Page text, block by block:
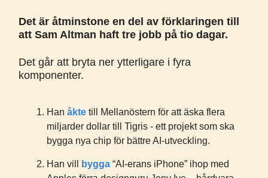
Det är åtminstone en del av förklaringen till
att Sam Altman haft tre jobb på tio dagar.
Det går att bryta ner ytterligare i fyra
komponenter.
Han åkte till Mellanöstern för att äska flera
miljarder dollar till Tigris - ett projekt som ska
bygga nya chip för bättre AI-utveckling.
Han vill bygga “AI-erans iPhone” ihop med